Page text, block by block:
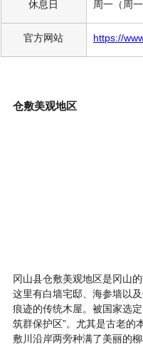
休息日 周一（周
官方网站 https://
仓敷美观地区
冈山县仓敷美观地区是冈山
这里有白墙宅邸、海参墙以
痕迹的传统木屋。被国家选
筑群保护区”。尤其是古老的
敷川沿岸两旁种满了美丽的